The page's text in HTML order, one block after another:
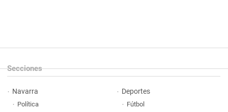
Secciones
Navarra
Política
Deportes
Fútbol